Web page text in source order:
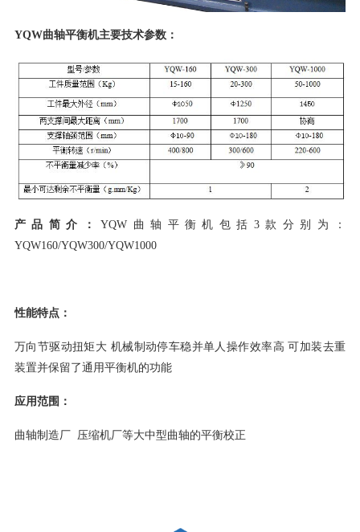
YQW曲轴平衡机主要技术参数：
产品简介：YQW曲轴平衡机包括3款分别为：
YQW160/YQW300/YQW1000
性能特点：
万向节驱动扭矩大 机械制动停车稳并单人操作效率高 可加装去重
装置并保留了通用平衡机的功能
应用范围：
曲轴制造厂 压缩机厂等大中型曲轴的平衡校正